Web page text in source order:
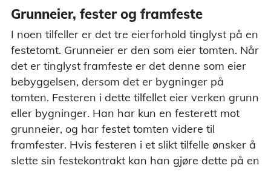
Grunneier, fester og framfeste
I noen tilfeller er det tre eierforhold tinglyst på en
festetomt. Grunneier er den som eier tomten. Når
det er tinglyst framfeste er det denne som eier
bebyggelsen, dersom det er bygninger på
tomten. Festeren i dette tilfellet eier verken grunn
eller bygninger. Han har kun en festerett mot
grunneier, og har festet tomten videre til
framfester. Hvis festeren i et slikt tilfelle ønsker å
slette sin festekontrakt kan han gjøre dette på en